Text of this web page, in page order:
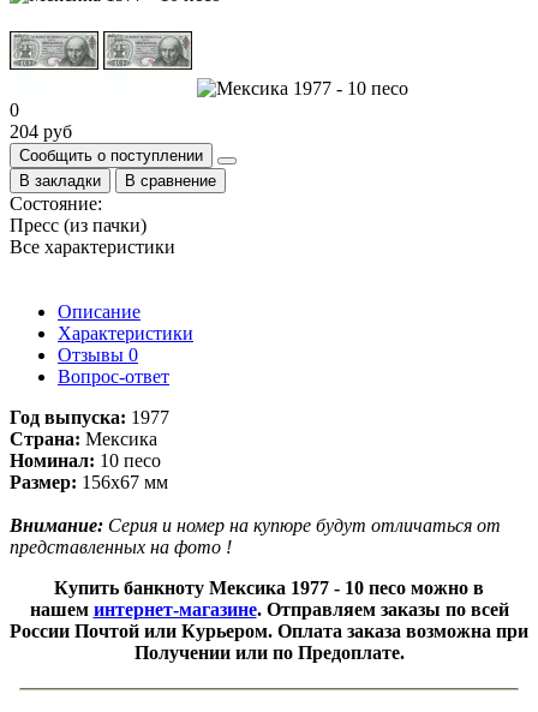
0
204 руб
Сообщить о поступлении
В закладки
В сравнение
Состояние:
Пресс (из пачки)
Все характеристики
Описание
Характеристики
Отзывы 0
Вопрос-ответ
Год выпуска: 1977
Страна: Мексика
Номинал: 10 песо
Размер: 156х67 мм
Внимание: Серия и номер на купюре будут отличаться от
представленных на фото !
Купить банкноту Мексика 1977 - 10 песо можно в
нашем интернет-магазине. Отправляем заказы по всей
России Почтой или Курьером. Оплата заказа возможна при
Получении или по Предоплате.